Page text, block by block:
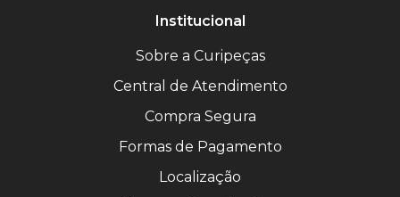
Institucional
Sobre a Curipeças
Central de Atendimento
Compra Segura
Formas de Pagamento
Localização